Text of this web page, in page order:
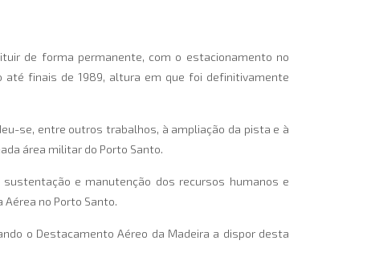
de forma permanente, com o estacionamento no
até finais de 1989, altura em que foi definitivamente
se, entre outros trabalhos, à ampliação da pista e à
área militar do Porto Santo.
e manutenção dos recursos humanos e
no Porto Santo.
o Destacamento Aéreo da Madeira a dispor desta